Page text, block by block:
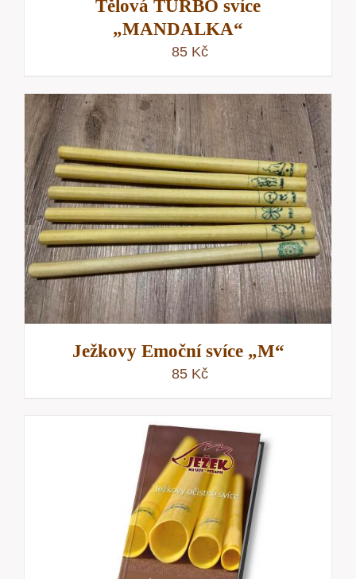
Tělová TURBO svíce
„MANDALKA“
85 Kč
Ježkovy Emoční svíce „M“
85 Kč